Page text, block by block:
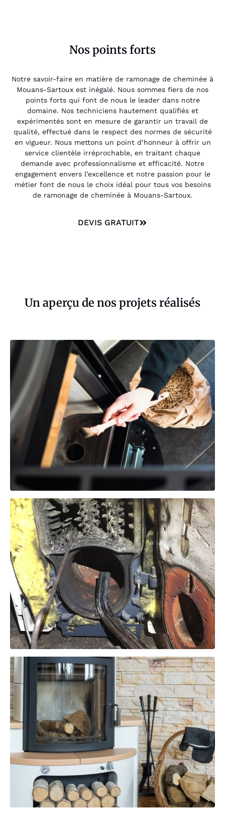
Nos points forts
Notre savoir-faire en matière de ramonage de cheminée à
Mouans-Sartoux est inégalé. Nous sommes fiers de nos
points forts qui font de nous le leader dans notre
domaine. Nos techniciens hautement qualifiés et
expérimentés sont en mesure de garantir un travail de
qualité, effectué dans le respect des normes de sécurité
en vigueur. Nous mettons un point d’honneur à offrir un
service clientèle irréprochable, en traitant chaque
demande avec professionnalisme et efficacité. Notre
engagement envers l’excellence et notre passion pour le
métier font de nous le choix idéal pour tous vos besoins
de ramonage de cheminée à Mouans-Sartoux.
DEVIS GRATUIT
Un aperçu de nos projets réalisés